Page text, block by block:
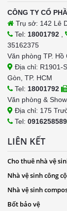
CÔNG TY CỔ
Trụ sở: 142 Lê
Tel: 18001792
35162375
Văn phòng TP. Hồ
Địa chỉ: R1901-
Gòn, TP. HCM
Tel: 18001792
Văn phòng &
Địa chỉ: 175
Tel: 0916258589
LIÊN KẾT
Cho thuê nhà vệ
Nhà vệ sinh công
Nhà vệ sinh
Bốt bảo vệ